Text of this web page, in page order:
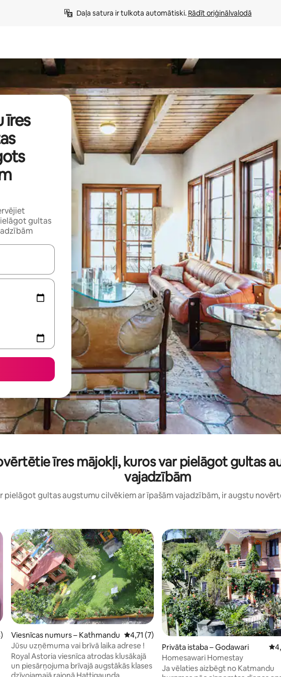
Daļa satura ir tulkota automātiski. Rādīt oriģinālvalodā
īres
gultas
bultiņu uz augšu un uz leju vai izpētiet tos, pieskaroties ekrānam vai pavelkot pa to
īres mājokļi, kuros var pielāgot gultas
vajadzībām
pielāgot gultas augstumu cilvēkiem ar īpašām vajadzībām, ir augstu
vērtējums: 5 no 5, atsauksmju skaits: 18
Viesnīcas numurs – Kathmandu Vidējais vērtējums: 4,71 no 5, atsauksmju
4,71 (7)
Jūsu uzņēmuma vai brīvā laika adrese !
Royal Astoria viesnīca atrodas klusākajā
un piesārņojuma brīvajā augstākās klases
Privāta istaba – Godawari
Homesawari Homestay
Ja vēlaties aizbēgt no Katmandu